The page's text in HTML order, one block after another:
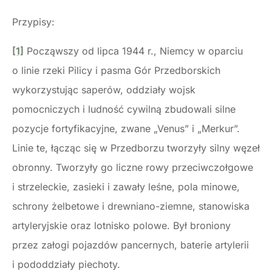
Przypisy:
[1] Począwszy od lipca 1944 r., Niemcy w oparciu
o linie rzeki Pilicy i pasma Gór Przedborskich
wykorzystując saperów, oddziały wojsk
pomocniczych i ludność cywilną zbudowali silne
pozycje fortyfikacyjne, zwane „Venus” i „Merkur”.
Linie te, łącząc się w Przedborzu tworzyły silny węzeł
obronny. Tworzyły go liczne rowy przeciwczołgowe
i strzeleckie, zasieki i zawały leśne, pola minowe,
schrony żelbetowe i drewniano-ziemne, stanowiska
artyleryjskie oraz lotnisko polowe. Był broniony
przez załogi pojazdów pancernych, baterie artylerii
i pododdziały piechoty.